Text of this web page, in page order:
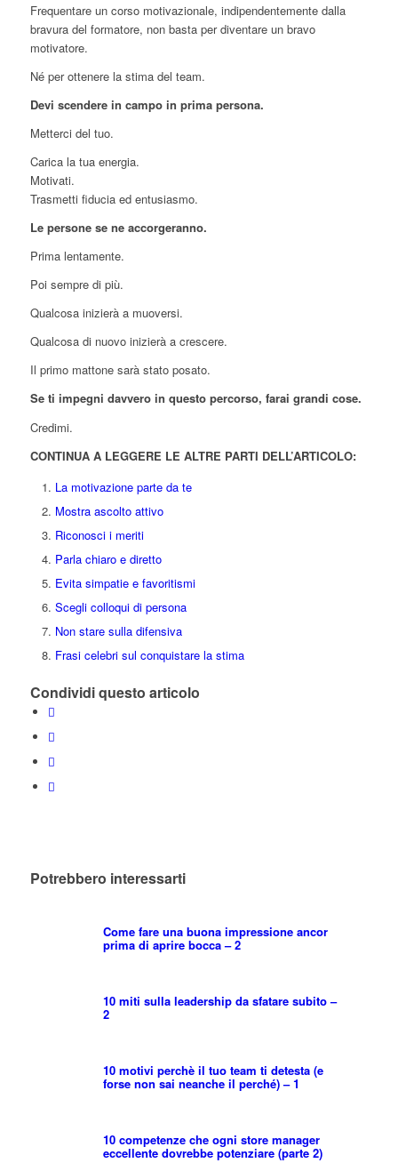
Frequentare un corso motivazionale, indipendentemente dalla
bravura del formatore, non basta per diventare un bravo
motivatore.
Né per ottenere la stima del team.
Devi scendere in campo in prima persona.
Metterci del tuo.
Carica la tua energia.
Motivati.
Trasmetti fiducia ed entusiasmo.
Le persone se ne accorgeranno.
Prima lentamente.
Poi sempre di più.
Qualcosa inizierà a muoversi.
Qualcosa di nuovo inizierà a crescere.
Il primo mattone sarà stato posato.
Se ti impegni davvero in questo percorso, farai grandi cose.
Credimi.
CONTINUA A LEGGERE LE ALTRE PARTI DELL’ARTICOLO:
La motivazione parte da te
Mostra ascolto attivo
Riconosci i meriti
Parla chiaro e diretto
Evita simpatie e favoritismi
Scegli colloqui di persona
Non stare sulla difensiva
Frasi celebri sul conquistare la stima
Condividi questo articolo
Potrebbero interessarti
Come fare una buona impressione ancor
prima di aprire bocca – 2
10 miti sulla leadership da sfatare subito –
2
10 motivi perchè il tuo team ti detesta (e
forse non sai neanche il perché) – 1
10 competenze che ogni store manager
eccellente dovrebbe potenziare (parte 2)